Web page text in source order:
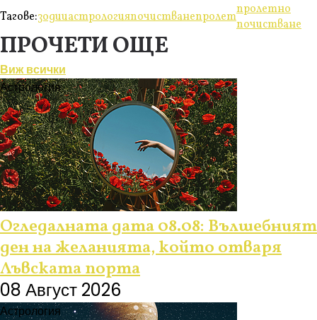
Тагове:зодииастрологияпочистванепролетпролетно
почистване
ПРОЧЕТИ ОЩЕ
Виж всички
Астрология
Огледалната дата 08.08: Вълшебният
ден на желанията, който отваря
Лъвската порта
08 Август 2026
Астрология